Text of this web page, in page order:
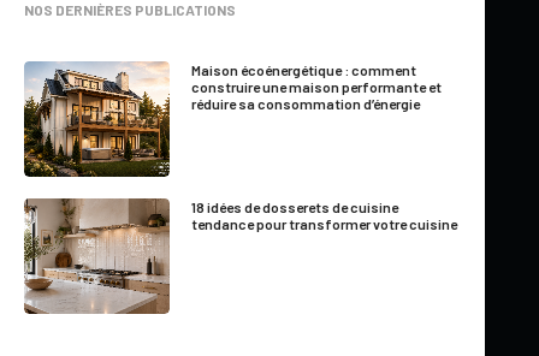
NOS DERNIÈRES PUBLICATIONS
Maison écoénergétique : comment
construire une maison performante et
réduire sa consommation d’énergie
18 idées de dosserets de cuisine
tendance pour transformer votre cuisine
Uncrédit d’impôtremboursable pour la réalisation de travaux
derénovationrésidentielle
une base temporaire.
Ce crédit d’impôt est destiné aux particuliers qui feront
exécuter par un entrepreneur qualifié des travaux de
rénovation écoresponsable à l’égard de leur lieu principal de